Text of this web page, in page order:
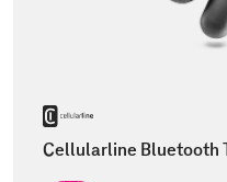
Cellularline Bluetooth